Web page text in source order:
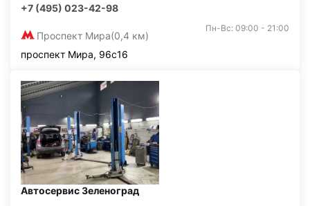
+7 (495) 023-42-98
Проспект Мира(0,4 км)
Пн-Вс: 09:00 - 21:00
проспект Мира, 96с16
Автосервис Зеленоград